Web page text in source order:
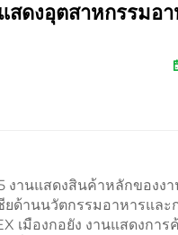
สดงอุตสาหกรรมอ
งานแสดงสินค้าหลักของ
ยด้านนวัตกรรมอาหารแล
เมืองกอยัง งานแสดงกา